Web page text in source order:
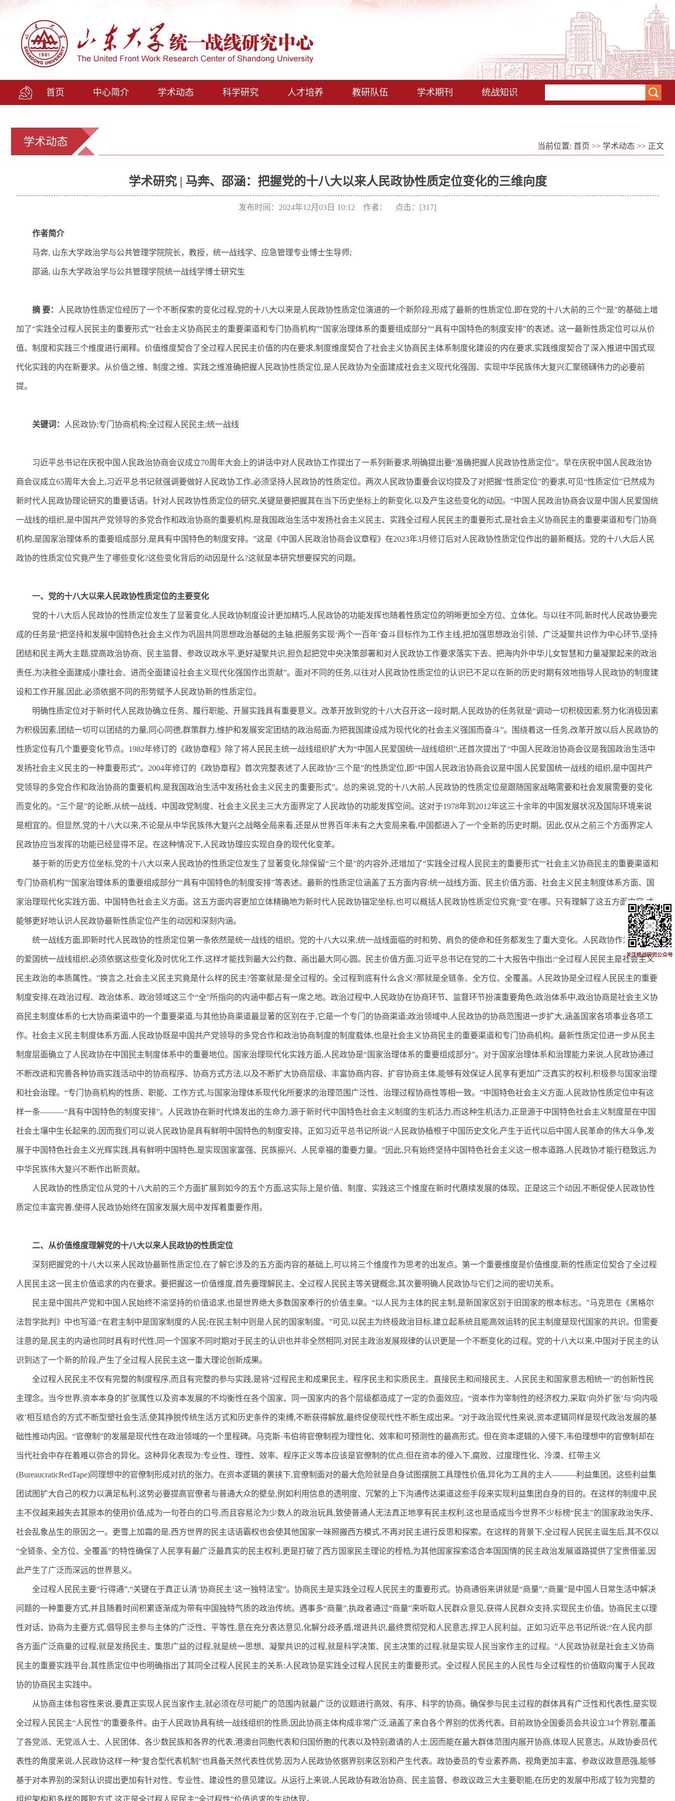
首页 中心简介 学术动态 科学研究 人才培养 教研队伍 学术期刊 统战知识
学术动态 当前位置: 首页 >> 学术动态 >> 正文
学术研究 | 马奔、邵涵：把握党的十八大以来人民政协性质定位变化的三维向度
发布时间：2024年12月03日 10:12 作者： 点击：[317]
作者简介
马奔, 山东大学政治学与公共管理学院院长，教授，统一战线学、应急管理专业博士生导师;
邵涵, 山东大学政治学与公共管理学院统一战线学博士研究生
摘 要： 人民政协性质定位经历了一个不断探索的变化过程,党的十八大以来是人民政协性质定位演进的一个新阶段,形成了最新的性质定位, 即在党的十八大前的三个“是”的基础上增
加了“实践全过程人民民主的重要形式”“社会主义协商民主的重要渠道和专门协商机构”“国家治理体系的重要组成部分”“具有中国特色的制度安排”的表述。这一最新性质定位可以从价
值、制度和实践三个维度进行阐释。价值维度契合了全过程人民民主价值的内在要求,制度维度契合了社会主义协商民主体系制度化建设的内在要求,实践维度契合了深入推进中国式现
代化实践的内在新要求。从价值之维、制度之维、实践之维准确把握人民政协性质定位,是人民政协为全面建成社会主义现代化强国、实现中华民族伟大复兴汇聚磅礴伟力的必要前
提。
关键词： 人民政协;专门协商机构;全过程人民民主;统一战线
习近平总书记在庆祝中国人民政治协商会议成立70周年大会上的讲话中对人民政协工作提出了一系列新要求,明确提出要“准确把握人民政协性质定位”。早在庆祝中国人民政治协
商会议成立65周年大会上,习近平总书记就强调要做好人民政协工作,必须坚持人民政协的性质定位。两次人民政协重要会议均提及了对把握“性质定位”的要求,可见“性质定位”已然成为
新时代人民政协理论研究的重要话语。针对人民政协性质定位的研究,关键是要把握其在当下历史坐标上的新变化,以及产生这些变化的动因。“中国人民政治协商会议是中国人民爱国统
一战线的组织,是中国共产党领导的多党合作和政治协商的重要机构,是我国政治生活中发扬社会主义民主、实践全过程人民民主的重要形式,是社会主义协商民主的重要渠道和专门协商
机构,是国家治理体系的重要组成部分,是具有中国特色的制度安排。”这是《中国人民政治协商会议章程》在2023年3月修订后对人民政协性质定位作出的最新概括。党的十八大后人民
政协的性质定位究竟产生了哪些变化?这些变化背后的动因是什么?这就是本研究想要探究的问题。
一、党的十八大以来人民政协性质定位的主要变化
党的十八大后人民政协的性质定位发生了显著变化,人民政协制度设计更加精巧,人民政协的功能发挥也随着性质定位的明晰更加全方位、立体化。与以往不同 ,新时代人民政协要完
成的任务是“把坚持和发展中国特色社会主义作为巩固共同思想政治基础的主轴,把服务实现‘两个一百年’奋斗目标作为工作主线,把加强思想政治引领、广泛凝聚共识作为中心环节,坚持
团结和民主两大主题,提高政治协商、民主监督、参政议政水平,更好凝聚共识,担负起把党中央决策部署和对人民政协工作要求落实下去、把海内外中华儿女智慧和力量凝聚起来的政治
责任,为决胜全面建成小康社会、进而全面建设社会主义现代化强国作出贡献”。面对不同的任务,以往对人民政协性质定位的认识已不足以在新的历史时期有效地指导人民政协的制度建
设和工作开展, 因此,必须依据不同的形势赋予人民政协新的性质定位。
明确性质定位对于新时代人民政协确立任务、履行职能、开展实践具有重要意义。改革开放到党的十八大召开这一段时期,人民政协的任务就是“调动一切积极因素,努力化消极因素
为积极因素, 团结一切可以团结的力量, 同心同德,群策群力,维护和发展安定团结的政治局面,为把我国建设成为现代化的社会主义强国而奋斗”。围绕着这一任务,改革开放以后人民政协的
性质定位有几个重要变化节点。 1982年修订的《政协章程》除了将人民民主统一战线组织扩大为“中国人民爱国统一战线组织”,还首次提出了“中国人民政治协商会议是我国政治生活中
发扬社会主义民主的一种重要形式”。 2004年修订的《政协章程》首次完整表述了人民政协“三个是”的性质定位, 即“中国人民政治协商会议是中国人民爱国统一战线的组织,是中国共产
党领导的多党合作和政治协商的重要机构,是我国政治生活中发扬社会主义民主的重要形式”。总的来说,党的十八大前,人民政协的性质定位是跟随国家战略需要和社会发展需要的变化
而变化的。“三个是”的论断,从统一战线、中国政党制度、社会主义民主三大方面界定了人民政协的功能发挥空间。这对于1978年到 2012年这三十余年的中国发展状况及国际环境来说
是相宜的。但显然,党的十八大以来,不论是从中华民族伟大复兴之战略全局来看,还是从世界百年未有之大变局来看,中国都进入了一个全新的历史时期。因此,仅从之前三个方面界定人
民政协应当发挥的功能已经显得不足。在这种情况下,人民政协理应实现自身的现代化变革。
基于新的历史方位坐标,党的十八大以来人民政协的性质定位发生了显著变化,除保留“三个是”的内容外,还增加了“实践全过程人民民主的重要形式”“社会主义协商民主的重要渠道和
专门协商机构”“国家治理体系的重要组成部分”“具有中国特色的制度安排”等表述。最新的性质定位涵盖了五方面内容:统一战线方面、民主价值方面、社会主义民主制度体系方面、国
家治理现代化实践方面、中国特色社会主义方面。这五方面内容更加立体精确地为新时代人民政协锚定坐标,也可以概括人民政协性质定位究竟“变”在哪。只有理解了这五方面内容 才
能够更好地认识人民政协最新性质定位产生的动因和深刻内涵。
统一战线方面, 即新时代人民政协的性质定位第一条依然是统一战线的组织。党的十八大以来,统一战线面临的时和势、肩负的使命和任务都发生了重大变化。人民政协作为最广泛
的爱国统一战线组织,必须依据这些变化及时优化工作,这样才能找到最大公约数、画出最大同心圆。民主价值方面,习近平总书记在党的二十大报告中指出:“全过程人民民主是社会主义
民主政治的本质属性。”换言之,社会主义民主究竟是什么样的民主?答案就是:是全过程的。全过程到底有什么含义?那就是全链条、全方位、全覆盖。人民政协是全过程人民民主的重要
制度安排,在政治过程、政治体系、政治领域这三个“全”所指向的内涵中都占有一席之地。政治过程中,人民政协在协商环节、监督环节扮演重要角色;政治体系中,政治协商是社会主义协
商民主制度体系的七大协商渠道中的一个重要渠道,与其他协商渠道最显著的区别在于,它是一个专门的协商渠道;政治领域中,人民政协的协商范围进一步扩大,涵盖国家各项事业各项工
作。社会主义民主制度体系方面,人民政协既是中国共产党领导的多党合作和政治协商制度的制度载体,也是社会主义协商民主的重要渠道和专门协商机构。最新性质定位进一步从民主
制度层面确立了人民政协在中国民主制度体系中的重要地位。国家治理现代化实践方面,人民政协是“国家治理体系的重要组成部分”。对于国家治理体系和治理能力来说,人民政协通过
不断改进和完善各种协商实践活动中的协商程序、协商方式方法,以及不断扩大协商层级、丰富协商内容、扩容协商主体,能够有效保证人民享有更加广泛真实的权利 ,积极参与国家治理
和社会治理。“专门协商机构的性质、职能、工作方式,与国家治理体系现代化所要求的治理范围广泛性、治理过程协商性等相一致。”中国特色社会主义方面,人民政协性质定位中有这
样一条———“具有中国特色的制度安排”。人民政协在新时代焕发出的生命力,源于新时代中国特色社会主义制度的生机活力,而这种生机活力,正是源于中国特色社会主义制度是在中国
社会土壤中生长起来的, 因而我们可以说人民政协是具有鲜明中国特色的制度安排。正如习近平总书记所说:“人民政协植根于中国历史文化,产生于近代以后中国人民革命的伟大斗争,发
展于中国特色社会主义光辉实践,具有鲜明中国特色,是实现国家富强、民族振兴、人民幸福的重要力量。”因此,只有始终坚持中国特色社会主义这一根本道路,人民政协才能行稳致远,为
中华民族伟大复兴不断作出新贡献。
人民政协的性质定位从党的十八大前的三个方面扩展到如今的五个方面,这实际上是价值、制度、实践这三个维度在新时代赓续发展的体现。正是这三个动因 ,不断促使人民政协性
质定位丰富完善,使得人民政协始终在国家发展大局中发挥着重要作用。
二、从价值维度理解党的十八大以来人民政协的性质定位
深刻把握党的十八大以来人民政协最新性质定位,在了解它涉及的五方面内容的基础上,可以将三个维度作为思考的出发点。第一个重要维度是价值维度,新的性质定位契合了全过程
人民民主这一民主价值追求的内在要求。要把握这一价值维度,首先要理解民主、全过程人民民主等关键概念,其次要明确人民政协与它们之间的密切关系。
民主是中国共产党和中国人民始终不渝坚持的价值追求,也是世界绝大多数国家奉行的价值圭臬。“以人民为主体的民主制 ,是新国家区别于旧国家的根本标志。”马克思在《黑格尔
法哲学批判》中也写道:“在君主制中是国家制度的人民;在民主制中则是人民的国家制度。”可见,以民主为终极政治目标,建立起系统且能高效运转的民主制度是现代国家的共识。但需要
注意的是, 民主的内涵也同时具有时代性, 同一个国家不同时期对于民主的认识也并非全然相同 ,对民主政治发展规律的认识更是一个不断变化的过程。党的十八大以来,中国对于民主的认
识到达了一个新的阶段,产生了全过程人民民主这一重大理论创新成果。
全过程人民民主不仅有完整的制度程序,而且有完整的参与实践,是将“过程民主和成果民主、程序民主和实质民主、直接民主和间接民主、人民民主和国家意志相统一”的创新性民
主理念。当今世界,资本本身的扩张属性以及资本发展的不均衡性在各个国家、同一国家内的各个层级都造成了一定的负面效应。“资本作为宰制性的经济权力,采取‘向外扩张’与‘向内吸
收’相互结合的方式不断型塑社会生活,使其挣脱传统生活方式和历史条件的束缚,不断获得解放,最终促使现代性不断生成出来。”对于政治现代性来说,资本逻辑同样是现代政治发展的基
础性推动内因。“官僚制”的发展是现代性在政治领域的一个里程碑。马克斯·韦伯将官僚制视为理性化、效率和可预测性的最高形式。但在资本逻辑的入侵下,韦伯理想中的官僚制却在
当代社会中存在着难以弥合的异化。这种异化表现为:专业性、理性、效率、程序正义等本应该是官僚制的优点,但在资本的侵入下,腐败、过度理性化、冷漠、红带主义
(BureaucraticRedTape)同理想中的官僚制形成对抗的张力。在资本逻辑的裹挟下,官僚制面对的最大危险就是自身试图摆脱工具理性价值,异化为工具的主人———利益集团。这些利益集
团试图扩大自己的权力以满足私利 ,这势必要提高官僚者与普通大众的壁垒,例如利用信息的透明度、冗繁的上下沟通传达渠道这些手段来实现利益集团自身的目的。在这样的制度中, 民
主不仅越来越失去其原本的使用价值,成为一句苍白的口号,而且容易沦为少数人的政治玩具,致使普通人无法真正地享有民主权利 ,这也是造成当今世界不少标榜“民主”的国家政治失序、
社会乱象丛生的原因之一。更雪上加霜的是,西方世界的民主话语霸权也会使其他国家一味照搬西方模式,不再对民主进行反思和探索。在这样的背景下,全过程人民民主诞生后,其不仅以
“全链条、全方位、全覆盖”的特性确保了人民享有最广泛最真实的民主权利 ,更是打破了西方国家民主理论的桎梏,为其他国家探索适合本国国情的民主政治发展道路提供了宝贵借鉴, 因
此产生了广泛而深远的世界意义。
全过程人民民主要“行得通”,“关键在于真正认清‘协商民主’这一独特法宝”。协商民主是实践全过程人民民主的重要形式。协商通俗来讲就是“商量”,“商量”是中国人日常生活中解决
问题的一种重要方式,并且随着时间积累逐渐成为带有中国独特气质的政治传统。遇事多“商量”,执政者通过“商量”来听取人民群众意见,获得人民群众支持,实现民主价值。协商民主以理
性对话、协商为主要方式,倡导民主参与主体的广泛性、平等性,意在充分表达意见,化解分歧矛盾,增进共识,最终贯彻党和人民意志,捍卫人民利益。正如习近平总书记所说:“在人民内部
各方面广泛商量的过程,就是发扬民主、集思广益的过程,就是统一思想、凝聚共识的过程,就是科学决策、民主决策的过程,就是实现人民当家作主的过程。”人民政协就是社会主义协商
民主的重要实践平台,其性质定位中也明确指出了其同全过程人民民主的关系:人民政协是实践全过程人民民主的重要形式。全过程人民民主的人民性与全过程性的价值取向寓于人民政
协的协商民主实践中。
从协商主体包容性来说,要真正实现人民当家作主,就必须在尽可能广的范围内就最广泛的议题进行高效、有序、科学的协商。确保参与民主过程的群体具有广泛性和代表性,是实现
全过程人民民主“人民性”的重要条件。由于人民政协具有统一战线组织的性质, 因此协商主体构成非常广泛,涵盖了来自各个界别的优秀代表。目前政协全国委员会共设立34个界别 ,覆盖
了各党派、无党派人士、人民团体、各少数民族和各界的代表,港澳台同胞代表和归国侨胞的代表以及特别邀请的人士, 因而能在最大群体范围内展开协商,体现人民意志。从政协委员代
表性的角度来说,人民政协这样一种“复合型代表机制”也具备天然代表性优势, 因为人民政协依据界别来区别和产生代表。政协委员的专业素养高、视角更加丰富、参政议政意愿强,能够
基于对本界别的深刻认识提出更加有针对性、专业性、建设性的意见建议。从运行上来说,人民政协有政治协商、民主监督、参政议政三大主要职能,在历史的发展中形成了较为完整的
组织架构和多样的履职方式 这正是全过程人民民主“全过程性”价值追求的生动体现。